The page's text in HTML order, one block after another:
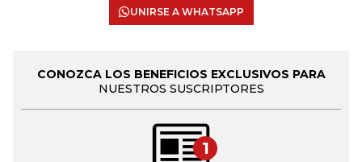
UNIRSE A WHATSAPP
CONOZCA LOS BENEFICIOS EXCLUSIVOS PARA
NUESTROS SUSCRIPTORES
1